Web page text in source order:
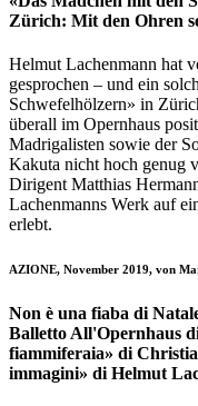
Zürich: Mit den Ohren
Helmut Lachenmann hat
gesprochen – und ein
Schwefelhölzern» in
überall im Opernhaus
Madrigalisten sowie der
Kakuta nicht hoch genug
Dirigent Matthias
Lachenmanns Werk auf
erlebt.
AZIONE, November 2019, von
Non è una fiaba di
Balletto All'Opernhaus
fiammiferaia» di
immagini» di Helmut